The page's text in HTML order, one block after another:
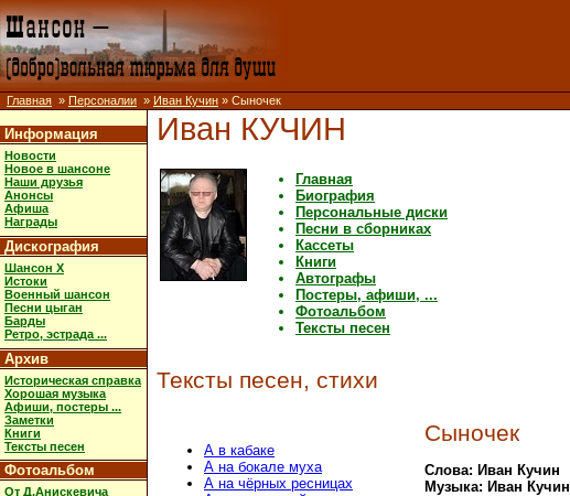
Главная » Персоналии » Иван Кучин » Сыночек
Информация
Новости
Новое в шансоне
Наши друзья
Анонсы
Афиша
Награды
Дискография
Шансон X
Истоки
Военный шансон
Песни цыган
Барды
Ретро, эстрада ...
Архив
Историческая справка
Хорошая музыка
Афиши, постеры ...
Заметки
Книги
Тексты песен
Фотоальбом
От Д.Анискевича
Иван КУЧИН
Главная
Биография
Персональные диски
Песни в сборниках
Кассеты
Книги
Автографы
Постеры, афиши, ...
Фотоальбом
Тексты песен
Тексты песен, стихи
А в кабаке
А на бокале муха
А на чёрных ресницах
Сыночек
Слова: Иван Кучин
Музыка: Иван Кучин